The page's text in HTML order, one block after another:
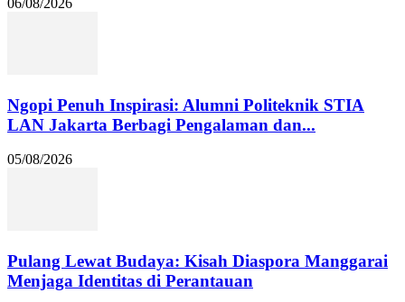
Ngopi Penuh Inspirasi: Alumni Politeknik STIA
LAN Jakarta Berbagi Pengalaman dan...
05/08/2026
Pulang Lewat Budaya: Kisah Diaspora Manggarai
Menjaga Identitas di Perantauan